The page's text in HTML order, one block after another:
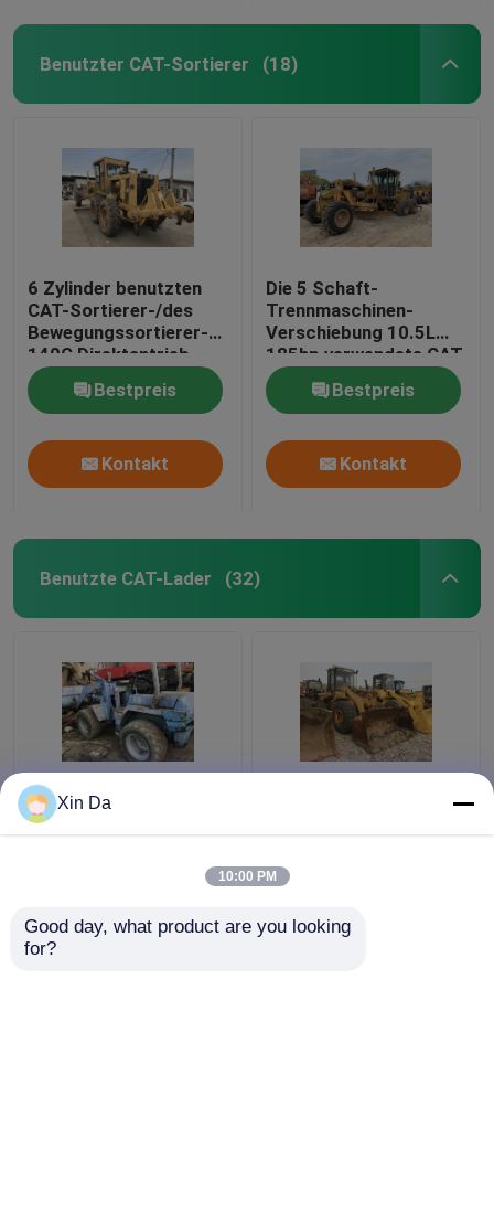
Benutzter CAT-Sortierer (18)
6 Zylinder benutzten
CAT-Sortierer-/des
Bewegungssortierer-
140G Direktantrieb-
Machtverschiebungs-
GetriebeBestpreis
Kontakt
Die 5 Schaft-
Trennmaschinen-
Verschiebung 10.5L
185hp verwendete CAT
Grader
Bestpreis
Kontakt
Benutzte CAT-Lader (32)
Benutzter Rädchen-
Lader TCM 806
Last 900kg CAT-Lader
Motors CAT 3116
8SM00761
Xin Da
10:00 PM
Good day, what product are you looking
for?